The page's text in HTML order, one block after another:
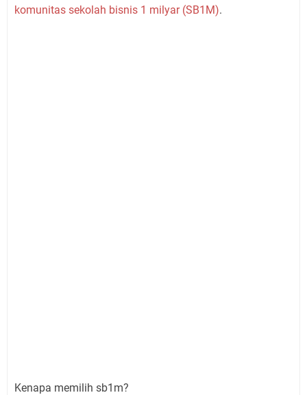
komunitas sekolah bisnis 1 milyar (SB1M).
Kenapa memilih sb1m?